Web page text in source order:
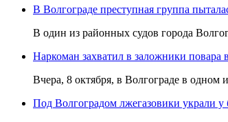
В Волгограде преступная группа
В один из районных судов города
Наркоман захватил в заложники повара
Вчера, 8 октября, в Волгограде в
Под Волгоградом лжегазовики украли у